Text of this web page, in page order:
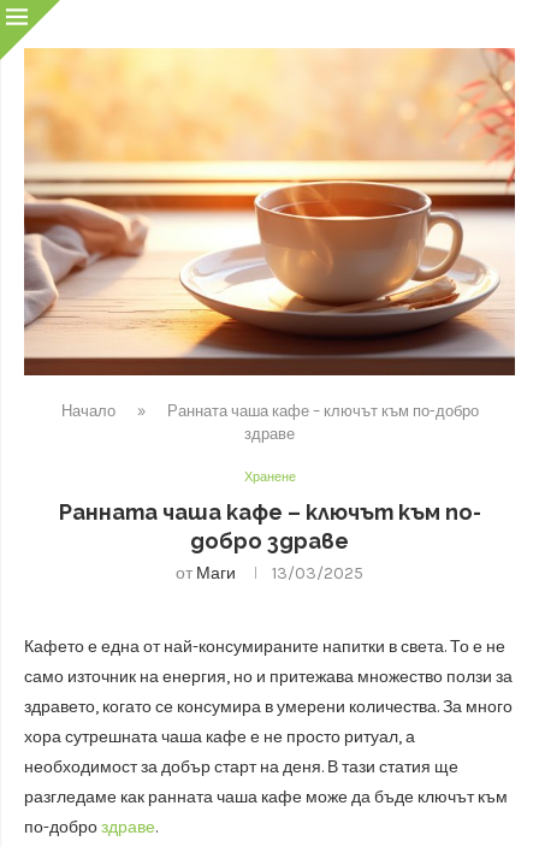
Начало »
Ранната чаша кафе – ключът към по-добро
здраве
Хранене
Ранната чаша кафе – ключът към по-
добро здраве
от Маги 13/03/2025
Кафето е една от най-консумираните напитки в света. То е не
само източник на енергия, но и притежава множество ползи за
здравето, когато се консумира в умерени количества. За много
хора сутрешната чаша кафе е не просто ритуал, а
необходимост за добър старт на деня. В тази статия ще
разгледаме как ранната чаша кафе може да бъде ключът към
по-доброздраве.